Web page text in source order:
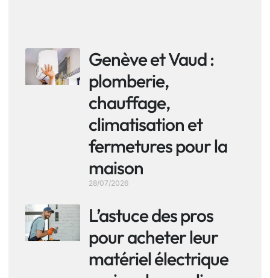
Genève et Vaud :
plomberie,
chauffage,
climatisation et
fermetures pour la
maison
28/07/2026
L’astuce des pros
pour acheter leur
matériel électrique